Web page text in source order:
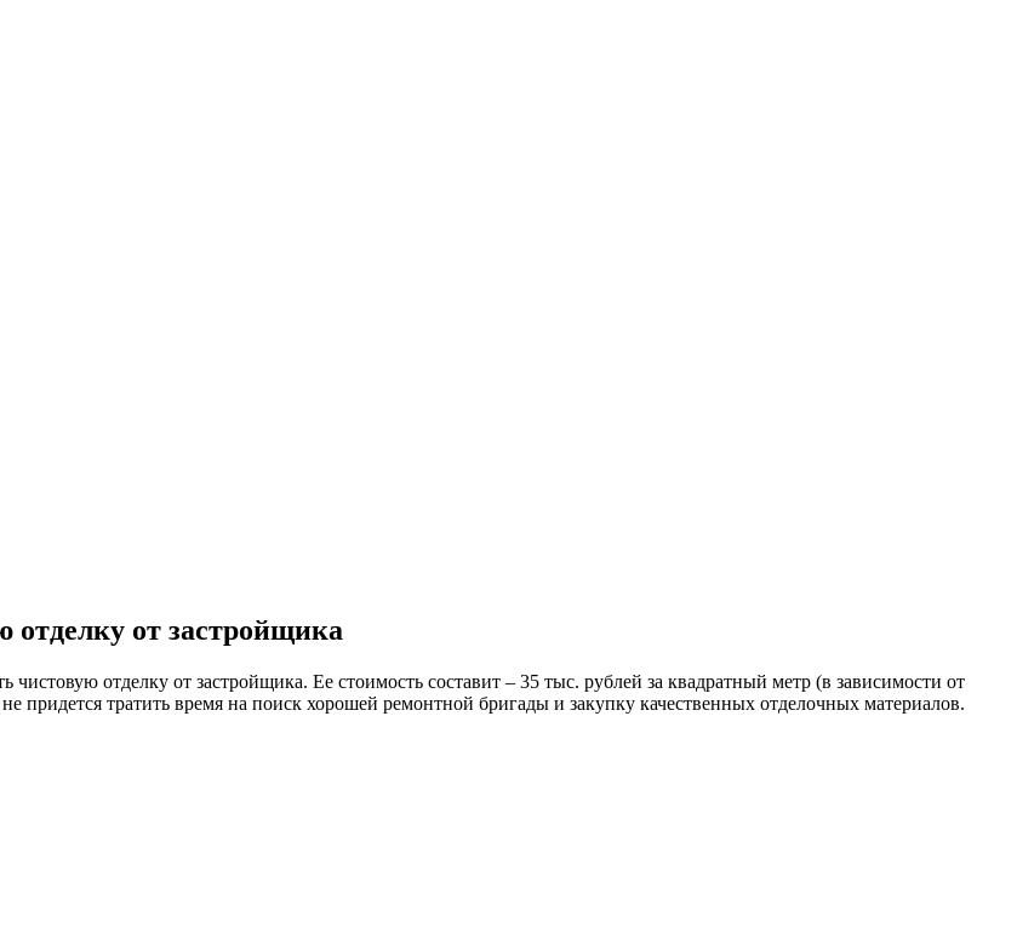
отделку от застройщика
отделку от застройщика. Ее стоимость составит – 35 тыс. рублей за квадратный метр (в зависимости от
тратить время на поиск хорошей ремонтной бригады и закупку качественных отделочных материалов.